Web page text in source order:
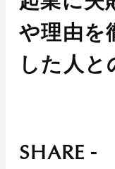
や理由を
した人と
SHARE -